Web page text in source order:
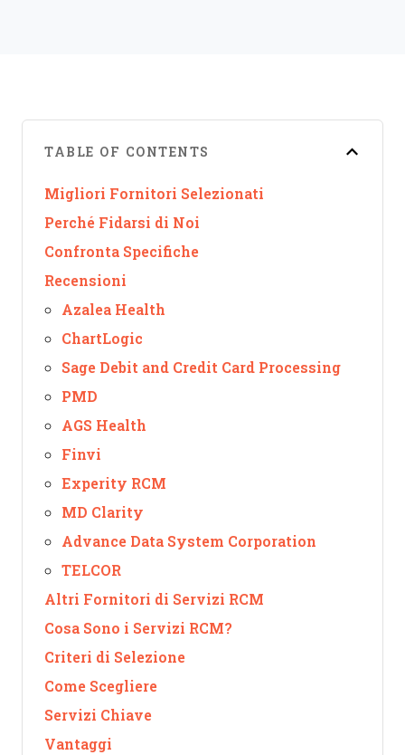
TABLE OF CONTENTS
Migliori Fornitori Selezionati
Perché Fidarsi di Noi
Confronta Specifiche
Recensioni
Azalea Health
ChartLogic
Sage Debit and Credit Card Processing
PMD
AGS Health
Finvi
Experity RCM
MD Clarity
Advance Data System Corporation
TELCOR
Altri Fornitori di Servizi RCM
Cosa Sono i Servizi RCM?
Criteri di Selezione
Come Scegliere
Servizi Chiave
Vantaggi